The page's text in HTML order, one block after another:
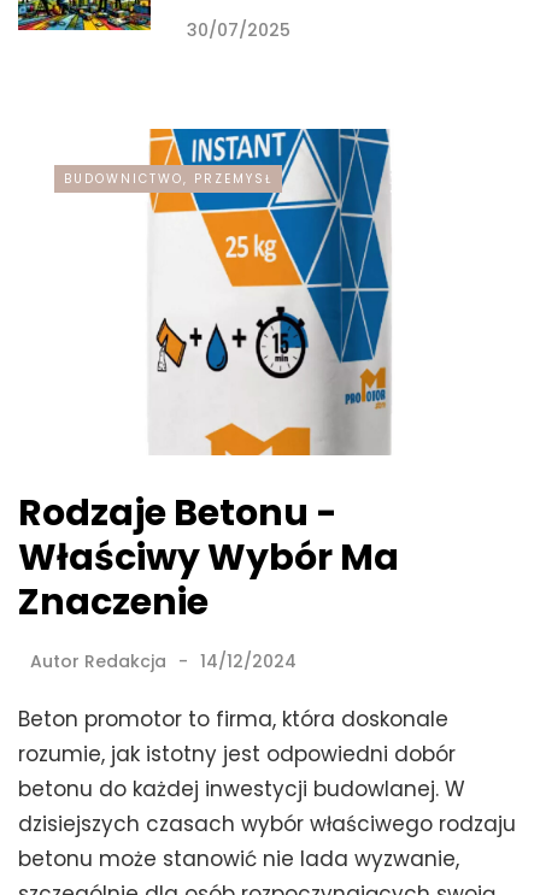
30/07/2025
BUDOWNICTWO, PRZEMYSŁ
Rodzaje Betonu -
Właściwy Wybór Ma
Znaczenie
Autor Redakcja 14/12/2024
Beton promotor to firma, która doskonale
rozumie, jak istotny jest odpowiedni dobór
betonu do każdej inwestycji budowlanej. W
dzisiejszych czasach wybór właściwego rodzaju
betonu może stanowić nie lada wyzwanie,